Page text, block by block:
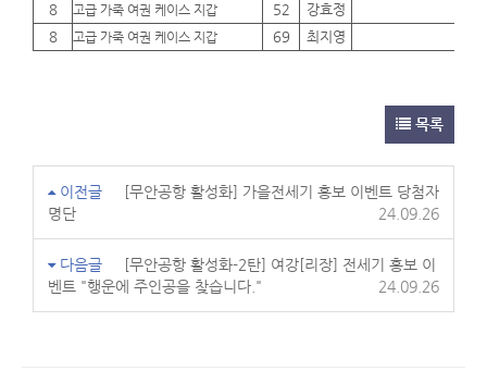
8
고급 가죽 여권 케이스 지갑 52 강효정
8
고급 가죽 여권 케이스 지갑 69 최지영
목록
이전글
[무안공항 활성화] 가을전세기 홍보 이벤트 당첨자
명단
24.09.26
다음글
[무안공항 활성화-2탄] 여강[리장] 전세기 홍보 이
벤트 "행운에 주인공을 찾습니다."
24.09.26